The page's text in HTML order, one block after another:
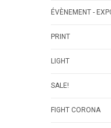
ÉVÈNEMENT -
PRINT
LIGHT
SALE!
FIGHT CORONA